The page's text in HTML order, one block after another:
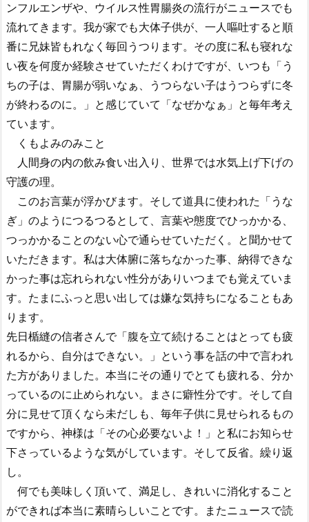
ンフルエンザや、ウイルス性胃腸炎の流行がニュースでも
流れてきます。我が家でも大体子供が、一人嘔吐すると順
番に兄妹皆もれなく毎回うつります。その度に私も寝れな
い夜を何度か経験させていただくわけですが、いつも「う
ちの子は、胃腸が弱いなぁ、うつらない子はうつらずに冬
が終わるのに。」と感じていて「なぜかなぁ」と毎年考え
ています。
くもよみのみこと
人間身の内の飲み食い出入り、世界では水気上げ下げの
守護の理。
このお言葉が浮かびます。そして道具に使われた「うな
ぎ」のようにつるつるとして、言葉や態度でひっかかる、
つっかかることのない心で通らせていただく。と聞かせて
いただきます。私は大体腑に落ちなかった事、納得できな
かった事は忘れられない性分がありいつまでも覚えていま
す。たまにふっと思い出しては嫌な気持ちになることもあ
ります。
先日楯縫の信者さんで「腹を立て続けることはとっても疲
れるから、自分はできない。」という事を話の中で言われ
た方がありました。本当にその通りでとても疲れる、分か
っているのに止められない。まさに癖性分です。そして自
分に見せて頂くなら未だしも、毎年子供に見せられるもの
ですから、神様は「その心必要ないよ！」と私にお知らせ
下さっているような気がしています。そして反省。繰り返
し。
何でも美味しく頂いて、満足し、きれいに消化すること
ができれば本当に素晴らしいことです。またニュースで読